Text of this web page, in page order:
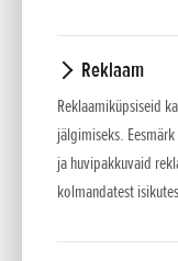
Reklaam
Reklaamiküpsiseid
jälgimiseks.
ja huvipakkuvaid
kolmandatest
Aastal 1959 osales
kuulsatel Tourist
võistlustel
of Man saarel. Honda
mootorratas jäi 125